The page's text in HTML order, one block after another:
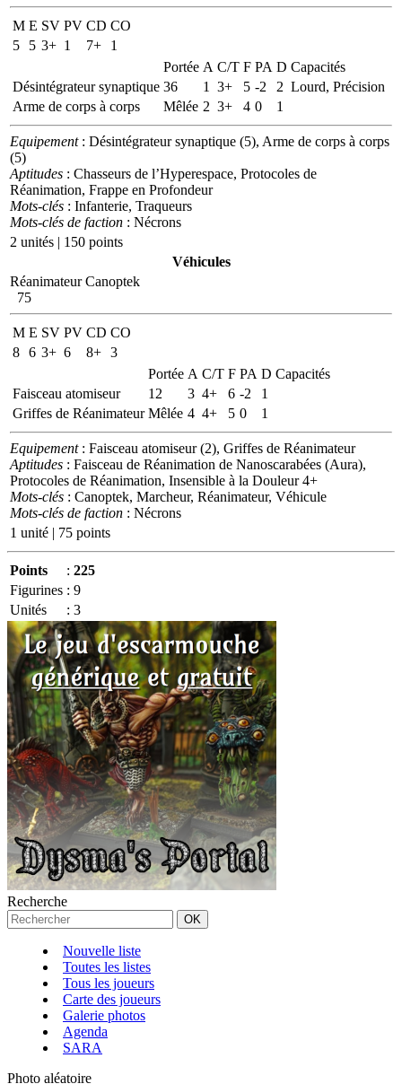
M E SV PV CD CO
5
5 3+ 1 7+
1
Portée A C/T F PA D Capacités
Désintégrateur synaptique 36 1 3+ 5 -2 2 Lourd, Précision
Arme de corps à corps
Mêlée 2 3+ 4 0 1
Equipement: Désintégrateur synaptique (5), Arme de corps à corps
(5)
Aptitudes : Chasseurs de l’Hyperespace, Protocoles de
Réanimation, Frappe en Profondeur
Mots-clés : Infanterie, Traqueurs
Mots-clés de faction : Nécrons
2 unités | 150 points
Véhicules
Réanimateur Canoptek
75
M E SV PV CD CO
8 6 3+ 6 8+ 3
Portée A C/T F PA D Capacités
Faisceau atomiseur
12 3 4+ 6 -2
1
Griffes de Réanimateur Mêlée 4 4+ 5 0 1
Equipement: Faisceau atomiseur (2), Griffes de Réanimateur
Aptitudes : Faisceau de Réanimation de Nanoscarabées (Aura),
Protocoles de Réanimation, Insensible à la Douleur 4+
Mots-clés : Canoptek, Marcheur, Réanimateur, Véhicule
Mots-clés de faction : Nécrons
1 unité | 75 points
Points : 225
Figurines : 9
Unités
: 3
Recherche
Nouvelle liste
Toutes les listes
Tous les joueurs
Carte des joueurs
Galerie photos
Agenda
SARA
Photo aléatoire